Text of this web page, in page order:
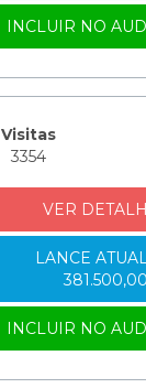
INCLUIR NO
Visitas
3354
VER
LANCE
381.500,00
INCLUIR NO